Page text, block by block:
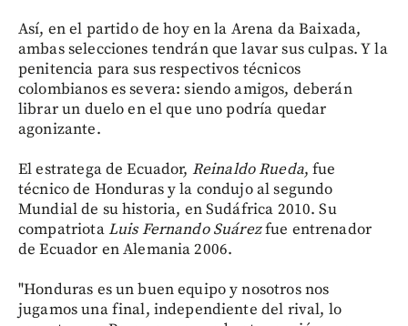
Así, en el partido de hoy en la Arena da Baixada,
ambas selecciones tendrán que lavar sus culpas. Y la
penitencia para sus respectivos técnicos
colombianos es severa: siendo amigos, deberán
librar un duelo en el que uno podría quedar
agonizante.
El estratega de Ecuador, Reinaldo Rueda, fue
técnico de Honduras y la condujo al segundo
Mundial de su historia, en Sudáfrica 2010. Su
compatriotaLuis Fernando Suárezfue entrenador
de Ecuador en Alemania 2006.
"Honduras es un buen equipo y nosotros nos
jugamos una final, independiente del rival, lo